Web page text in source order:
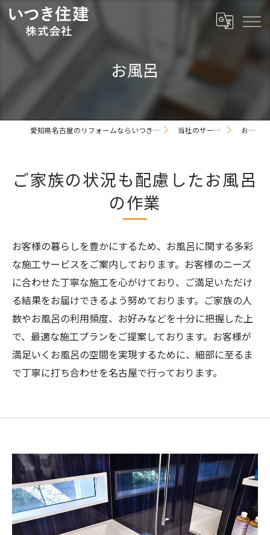
お風呂
愛知県名古屋のリフォームならいつき住建株式会社 当社のサービス例 お風呂
ご家族の状況も配慮したお風呂
の作業
お客様の暮らしを豊かにするため、お風呂に関する多彩
な施工サービスをご案内しております。お客様のニーズ
に合わせた丁寧な施工を心がけており、ご満足いただけ
る結果をお届けできるよう努めております。ご家族の人
数やお風呂の利用頻度、お好みなどを十分に把握した上
で、最適な施工プランをご提案しております。お客様が
満足いくお風呂の空間を実現するために、細部に至るま
で丁寧に打ち合わせを名古屋で行っております。